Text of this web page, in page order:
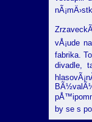
vÅ¡ude
fabrika.
divadle,
by se s